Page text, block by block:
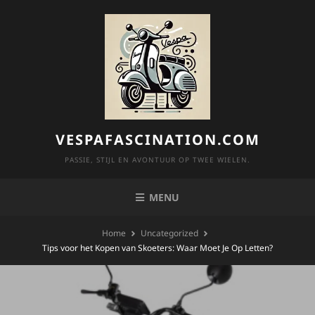
VESPAFASCINATION.COM
PASSIE, STIJL EN AVONTUUR OP TWEE WIELEN.
MENU
Home
Uncategorized
Tips voor het Kopen van Skoeters: Waar Moet Je Op Letten?